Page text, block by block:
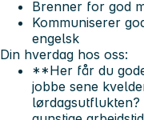
Brenner for god
Kommuniserer
engelsk
Din hverdag hos oss:
**Her får du
jobbe sene